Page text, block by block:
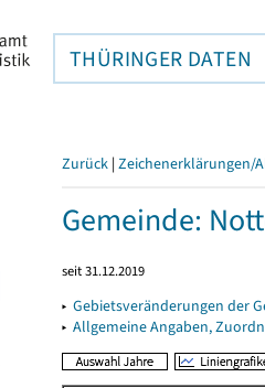
THÜRINGER DATEN
Zurück | Zeichenerklärungen/
Gemeinde:
seit 31.12.2019
▸ Gebietsveränderungen der
▸ Allgemeine Angaben,